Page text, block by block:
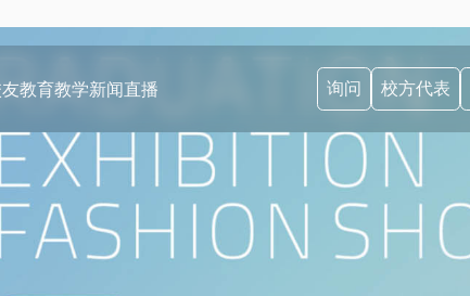
教育教学新闻直播 询问 校方代表